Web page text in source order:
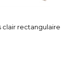
clair rectangulaire